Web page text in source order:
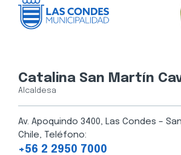
Catalina San Martín
Alcaldesa
Av. Apoquindo 3400, Las Condes –
Chile, Teléfono:
+56 2 2950 7000